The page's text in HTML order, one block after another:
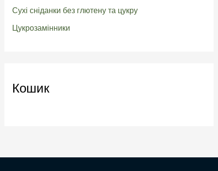
Сухі сніданки без глютену та цукру
Цукрозамінники
Кошик